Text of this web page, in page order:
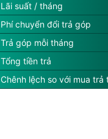
Lãi suất / tháng
Phí chuyển đổi trả góp
Trả góp mỗi tháng
Tổng tiền trả
Chênh lệch so với mua trả